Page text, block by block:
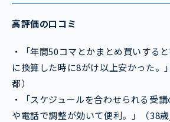
高評価の口コミ
・「年間50コマとかまとめ買いする
に換算した時に8がけ以上安かった。
都）
・「スケジュールを合わせられる受
や電話で調整が効いて便利。」（38